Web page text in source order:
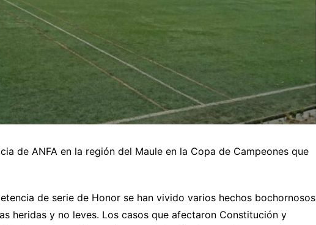
de ANFA en la región del Maule en la Copa de Campeones que
de serie de Honor se han vivido varios hechos bochornosos
heridas y no leves. Los casos que afectaron Constitución y